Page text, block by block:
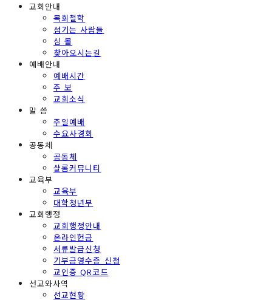
교회안내
목회철학
섬기는 사람들
심 볼
찾아오시는길
예배안내
예배시간
주 보
교회소식
말 씀
주일예배
수요사경회
공동체
공동체
샬롬커뮤니티
교육부
교육부
대학청년부
교회행정
교회행정안내
온라인헌금
서류발급신청
기부금영수증 신청
교인증 QR코드
선교와사역
선교현황